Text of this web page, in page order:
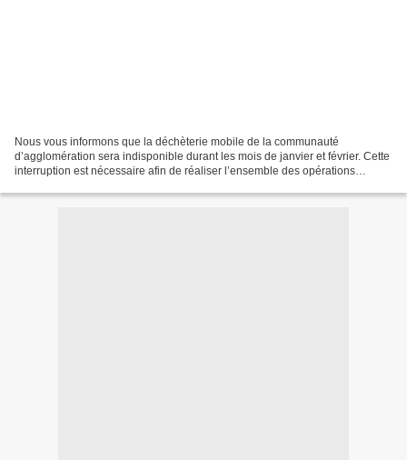
Nous vous informons que la déchèterie mobile de la communauté
d’agglomération sera indisponible durant les mois de janvier et février. Cette
interruption est nécessaire afin de réaliser l’ensemble des opérations